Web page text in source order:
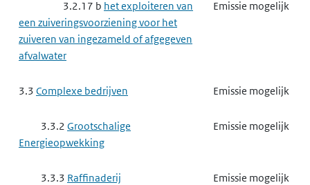
3.2.17 b het exploiteren van
een zuiveringsvoorziening voor het
zuiveren van ingezameld of afgegeven
afvalwater
Emissie mogelijk
3.3 Complexe bedrijven Emissie mogelijk
3.3.2 Grootschalige
Energieopwekking
Emissie mogelijk
3.3.3 Raffinaderij Emissie mogelijk